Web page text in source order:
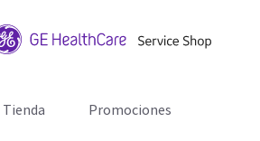
Tienda Promociones